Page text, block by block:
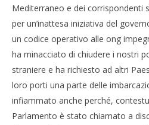
Mediterraneo e dei corrispondenti
per un’inattesa iniziativa del
un codice operativo alle ong
ha minacciato di chiudere i nostri
straniere e ha richiesto ad altri
loro porti una parte delle
infiammato anche perché,
Parlamento è stato chiamato a